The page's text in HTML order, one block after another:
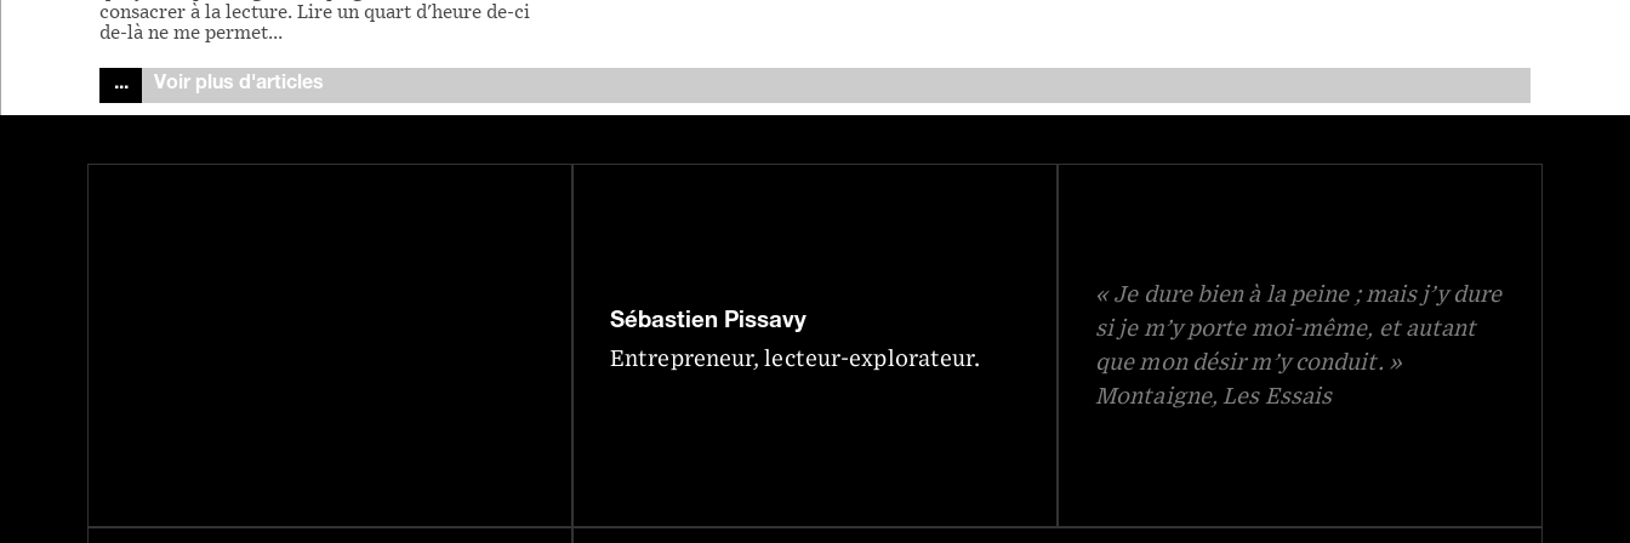
consacrer à la lecture. Lire un quart d'heure de-ci
de-là ne me permet…
Voir plus d'articles
Sébastien Pissavy
Entrepreneur, lecteur-explorateur.
« Je dure bien à la peine ; mais j’y dure
si je m’y porte moi-même, et autant
que mon désir m’y conduit. »
Montaigne, Les Essais